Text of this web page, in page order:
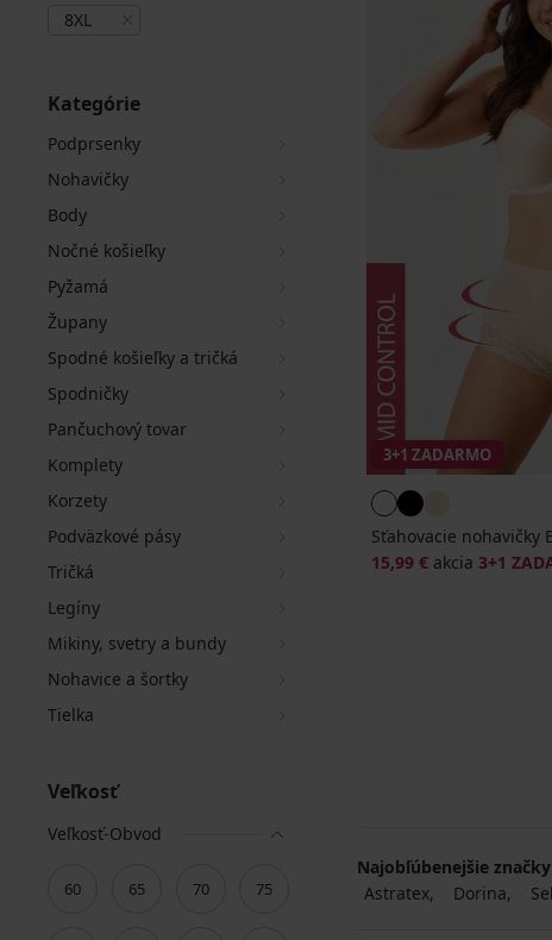
8XL
Kategórie
Podprsenky
Nohavičky
Body
Nočné košieľky
Pyžamá
Župany
Spodné košieľky a tričká
Spodničky
Pančuchový tovar
Komplety
Korzety
Podväzkové pásy
Tričká
Legíny
Mikiny, svetry a bundy
Nohavice a šortky
Tielka
Veľkosť
Veľkosť-Obvod
60 65 70 75
3+1 ZADARMO
Sťahovacie nohavičky
15,99 € akcia 3+1
Najobľúbenejšie značky
Astratex
Dorina